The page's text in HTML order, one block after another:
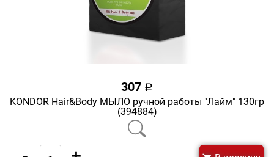
307 a
KONDOR Hair&Body МЫЛО ручной работы "Лайм" 130гр
(394884)